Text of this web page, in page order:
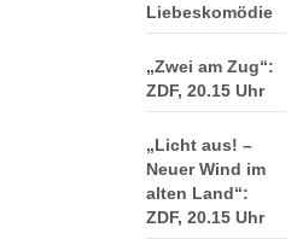
Liebeskomödie
„Zwei am Zug“:
ZDF, 20.15 Uhr
„Licht aus! –
Neuer Wind im
alten Land“:
ZDF, 20.15 Uhr